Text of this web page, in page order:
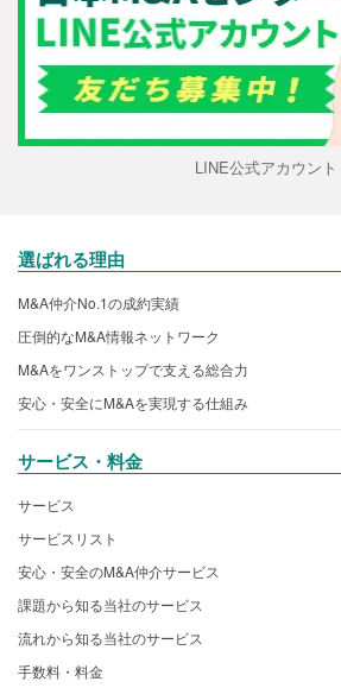
LINE公式アカウント
選ばれる理由
M&A仲介No.1の成約実績
圧倒的なM&A情報ネットワーク
M&Aをワンストップで支える総合力
安心・安全にM&Aを実現する仕組み
サービス・料金
サービス
サービスリスト
安心・安全のM&A仲介サービス
課題から知る当社のサービス
流れから知る当社のサービス
手数料・料金